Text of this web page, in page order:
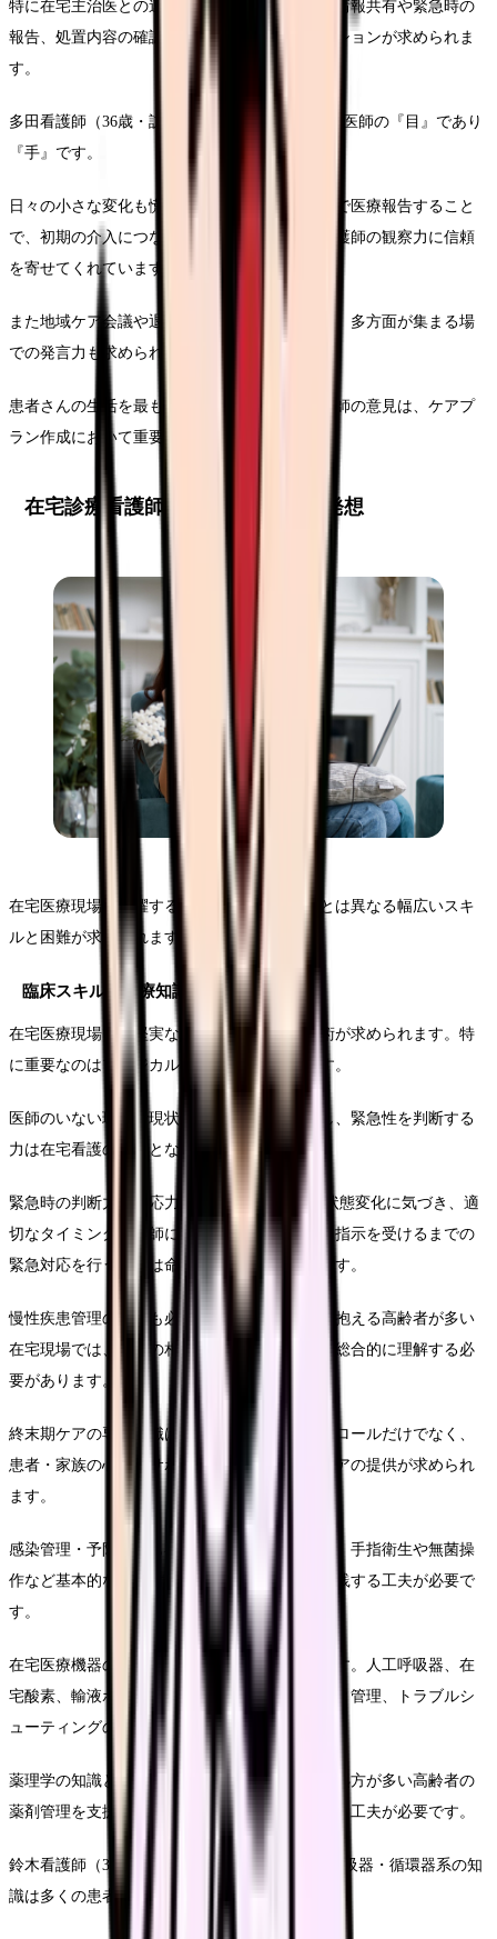
特に在宅主治医との連携は重要です。定期的な情報共有や緊急時の
報告、処置内容の確認など、密なコミュニケーションが求められま
す。
多田看護師（36歳・訪問看護歴7年）は「私たち医師の『目』であり
『手』です。
日々の小さな変化も慌てず、正確なタイミングで医療報告すること
で、初期の介入につながっています。医師も看護師の観察力に信頼
を寄せてくれています」と話します。
また地域ケア会議や退院時カンファレンスなど、多方面が集まる場
での発言力も求められます。
患者さんの生活を最も身近で見ている訪問看護師の意見は、ケアプ
ラン作成において重要な要素となります。
在宅診療看護師に必要なスキルと発想
在宅医療現場で活躍するためには、病院看護とは異なる幅広いスキ
ルと困難が求められます。
臨床スキル・医療知識
在宅医療現場では堅実な医療知識と確かな技術が求められます。特
に重要なのはフィジカルアセスメント能力です。
医師のいない環境で現状に患者の状態を評価し、緊急性を判断する
力は在宅看護の基本となります。
緊急時の判断力と対応力も兼ね備えません。 状態変化に気づき、適
切なタイミングで医師に報告すること、そして指示を受けるまでの
緊急対応を行う能力は命を守る重要なスキルです。
慢性疾患管理の知識も必須です。複数の疾患を抱える高齢者が多い
在宅現場では、疾患の相互作用や薬剤の影響を総合的に理解する必
要があります。
終末期ケアの専門知識は重要です。症状コントロールだけでなく、
患者・家族の心理的サポートも含めた終末期ケアの提供が求められ
ます。
感染管理・予防技術も在宅現場では飽きません。手指衛生や無菌操
作など基本的な感染対策、家庭という環境で実践する工夫が必要で
す。
在宅医療機器の技術取扱も習得しておくべきです。人工呼吸器、在
宅酸素、輸液ポンプなど様々な医療機器の操作と管理、トラブルシ
ューティングの知識が求められます。
薬理学の知識と服薬管理能力が重要です。多剤処方が多い高齢者の
薬剤管理を支援し、服薬アドヒアランスを高める工夫が必要です。
鈴木看護師（38歳・訪問看護歴8年）は「特に呼吸器・循環器系の知
識は多くの患者さんに共通して必要です。